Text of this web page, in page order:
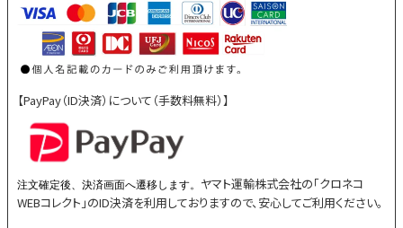
【PayPay（ID決済）について（手数料無料）】
注文確定後、決済画面へ遷移します。 ヤマト運輸株式会社の「クロネコ
WEBコレクト」のID決済を利用しておりますので、安心してご利用ください。